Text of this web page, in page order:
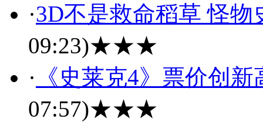
·3D不是救命稻草 怪
09:23)★★★
· 《史莱克4》票价创
07:57)★★★